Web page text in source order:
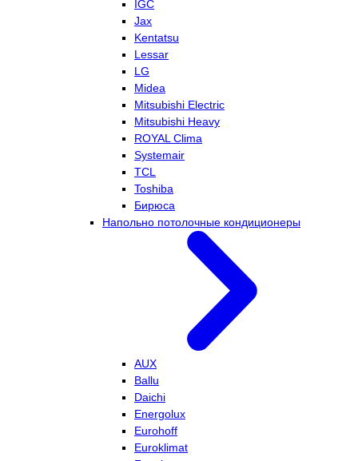
IGC
Jax
Kentatsu
Lessar
LG
Midea
Mitsubishi Electric
Mitsubishi Heavy
ROYAL Clima
Systemair
TCL
Toshiba
Бирюса
Напольно потолочные кондиционеры
AUX
Ballu
Daichi
Energolux
Eurohoff
Euroklimat